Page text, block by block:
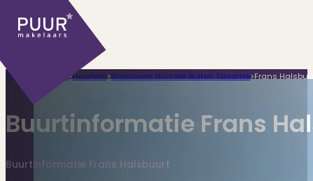
Home Plaatsen>Haarlem>Westoever Noorder Buiten Spaarne>Frans
Buurtinformatie Frans
Buurtinformatie Frans Halsbuurt